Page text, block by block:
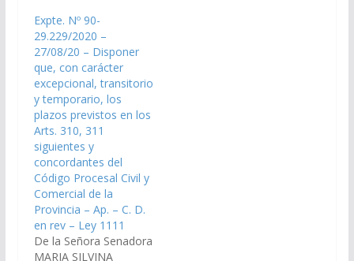
Expte. Nº 90-
29.229/2020 –
27/08/20 – Disponer
que, con carácter
excepcional, transitorio
y temporario, los
plazos previstos en los
Arts. 310, 311
siguientes y
concordantes del
Código Procesal Civil y
Comercial de la
Provincia – Ap. – C. D.
en rev – Ley 1111
De la Señora Senadora
MARIA SILVINA